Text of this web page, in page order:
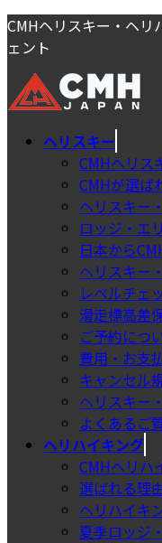
コ
ン
ン
ツ
ナ
ビ
ー
シ
CMHヘリスキー・ヘリ
ェント
ヘリスキー
CMHヘリス
CMHが選ば
ヘリスキー
ロッジ・エ
日本から
ヘリスキー
レベルチェ
滑走標高差
ご予約につ
費用・お支
キャンセル
ヘリスキー
よくあるご
ヘリハイキング
CMHヘリハ
選ばれる理
ヘリハイキ
夏季ロッジ